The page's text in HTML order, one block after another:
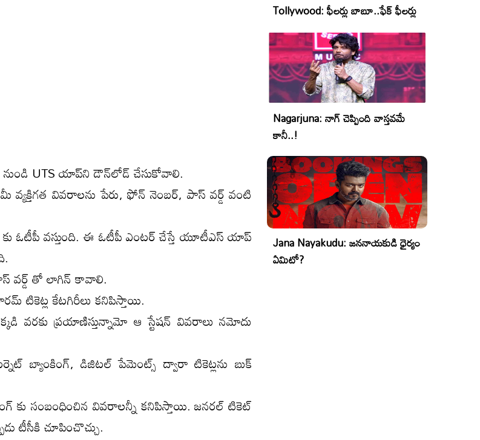
నుండి UTS యాప్‌ని డౌన్‌లోడ్ చేసుకోవాలి.
వివరాలను పేరు, ఫోన్ నెంబర్, పాస్ వర్డ్ వంటి
ఓటీపీ వస్తుంది. ఈ ఓటీపీ ఎంటర్ చేస్తే యూటీఎస్ యాప్
వర్డ్ తో లాగిన్ కావాలి.
టికెట్ల కేటగిరీలు కనిపిస్తాయి.
వరకు ప్రయాణిస్తున్నామో ఆ స్టేషన్ వివరాలు నమోదు
బ్యాంకింగ్, డిజిటల్ పేమెంట్స్ ద్వారా టికెట్లను బుక్
కు సంబంధించిన వివరాలన్నీ కనిపిస్తాయి. జనరల్ టికెట్
టీసీకి చూపించొచ్చు.
Tollywood: ఫీలర్లు బాబూ..ఫేక్ ఫీలర్లు
Nagarjuna: నాగ్ చెప్పింది వాస్తవమే
కానీ..!
Jana Nayakudu: జననాయకుడి ధైర్యం
ఏమిటో?